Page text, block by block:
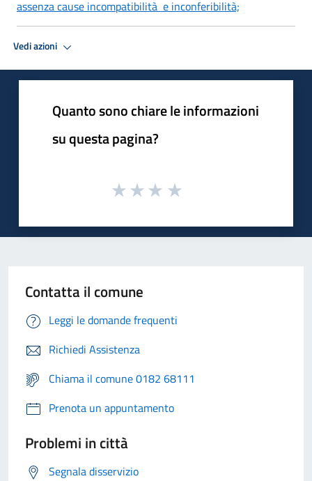
assenza cause incompatibilità e inconferibilità;
Vedi azioni
Quanto sono chiare le informazioni
su questa pagina?
Contatta il comune
Leggi le domande frequenti
Richiedi Assistenza
Chiama il comune 0182 68111
Prenota un appuntamento
Problemi in città
Segnala disservizio